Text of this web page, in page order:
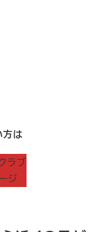
方は
ラブ
ジ